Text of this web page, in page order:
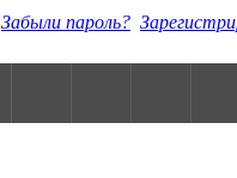
Забыли пароль?